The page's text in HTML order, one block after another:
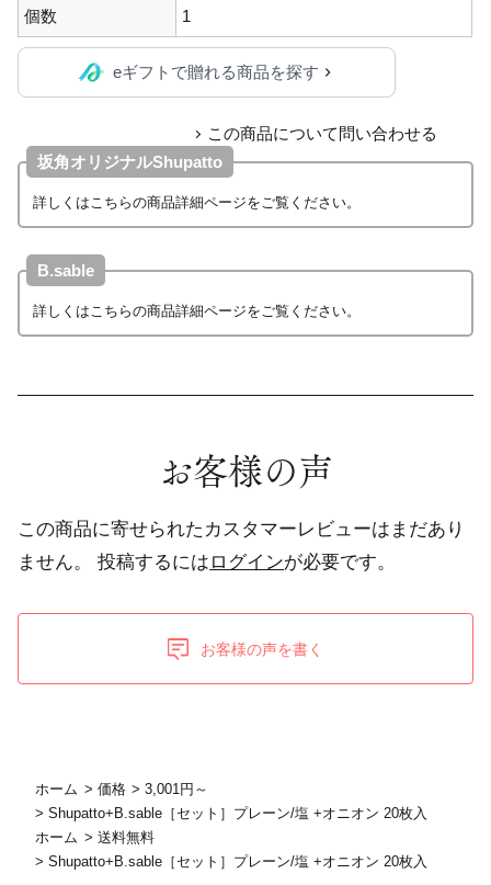
個数 1
eギフトで贈れる商品を探す
この商品について問い合わせる
坂角オリジナルShupatto
詳しくはこちらの商品詳細ページをご覧ください。
B.sable
詳しくはこちらの商品詳細ページをご覧ください。
お客様の声
この商品に寄せられたカスタマーレビューはまだあり
ません。
投稿するには ログインが必要です。
お客様の声を書く
ホーム > 価格 >3,001円～
>Shupatto+B.sable［セット］プレーン/塩 +オニオン 20枚入
ホーム > 送料無料
>Shupatto+B.sable［セット］プレーン/塩 +オニオン 20枚入